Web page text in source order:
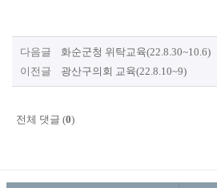
다음글 화순군청 위탁교육(22.8.30~10.6)
이전글 광산구의회 교육(22.8.10~9)
전체 댓글 (0)